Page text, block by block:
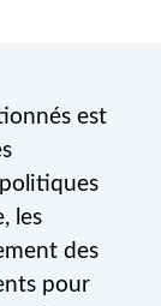
est
les
des
pour